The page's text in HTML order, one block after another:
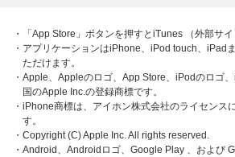
・「App Store」ボタンを押すとiTunes （外部サイ
・アプリケーションはiPhone、iPod touch、iPad
ただけます。
・Apple、Appleのロゴ、App Store、iPodのロゴ
国のApple Inc.の登録商標です。
・iPhone商標は、アイホン株式会社のライセンス
す。
・Copyright (C) Apple Inc. All rights reserved.
・Android、Androidロゴ、Google Play 、および